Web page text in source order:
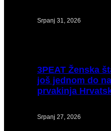
Srpanj 31, 2026
3PEAT Ženska
još jednom do
prvakinja
Srpanj 27, 2026